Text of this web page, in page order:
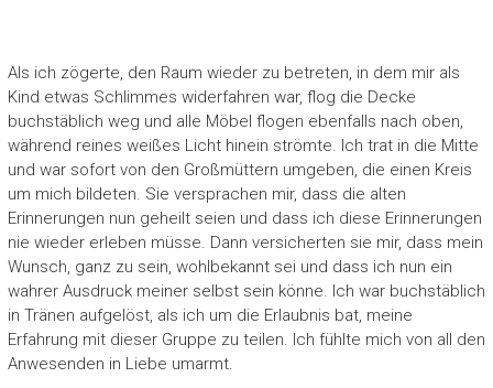
Als ich zögerte, den Raum wieder zu betreten, in dem mir als
Kind etwas Schlimmes widerfahren war, flog die Decke
buchstäblich weg und alle Möbel flogen ebenfalls nach oben,
während reines weißes Licht hinein strömte. Ich trat in die Mitte
und war sofort von den Großmüttern umgeben, die einen Kreis
um mich bildeten. Sie versprachen mir, dass die alten
Erinnerungen nun geheilt seien und dass ich diese Erinnerungen
nie wieder erleben müsse. Dann versicherten sie mir, dass mein
Wunsch, ganz zu sein, wohlbekannt sei und dass ich nun ein
wahrer Ausdruck meiner selbst sein könne. Ich war buchstäblich
in Tränen aufgelöst, als ich um die Erlaubnis bat, meine
Erfahrung mit dieser Gruppe zu teilen. Ich fühlte mich von all den
Anwesenden in Liebe umarmt.